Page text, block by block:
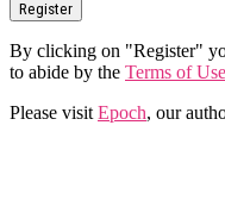
By clicking on "Register"
to abide by the Terms of Use
Please visit Epoch, our